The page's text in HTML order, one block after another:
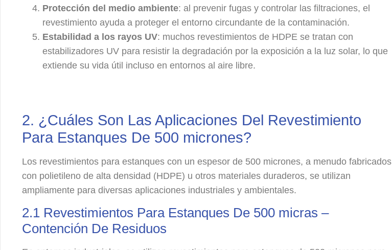
Protección del medio ambiente: al prevenir fugas y controlar las filtraciones, el
revestimiento ayuda a proteger el entorno circundante de la contaminación.
Estabilidad a los rayos UV: muchos revestimientos de HDPE se tratan con
estabilizadores UV para resistir la degradación por la exposición a la luz solar, lo que
extiende su vida útil incluso en entornos al aire libre.
2. ¿Cuáles Son Las Aplicaciones Del Revestimiento
Para Estanques De 500 micrones?
Los revestimientos para estanques con un espesor de 500 micrones, a menudo fabricados
con polietileno de alta densidad (HDPE) u otros materiales duraderos, se utilizan
ampliamente para diversas aplicaciones industriales y ambientales.
2.1 Revestimientos Para Estanques De 500 micras –
Contención De Residuos